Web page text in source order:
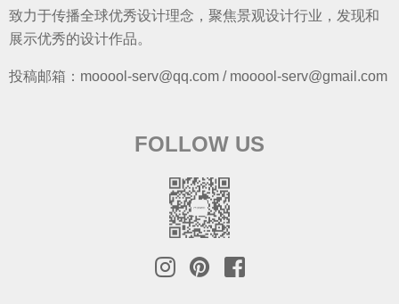
致力于传播全球优秀设计理念，聚焦景观设计行业，发现和
展示优秀的设计作品。
投稿邮箱：mooool-serv@qq.com / mooool-serv@gmail.com
FOLLOW US